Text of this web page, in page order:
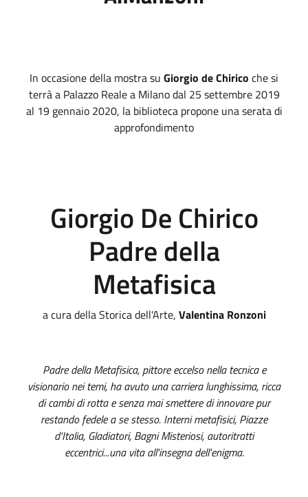
In occasione della mostra su Giorgio de Chirico che si
terrà a Palazzo Reale a Milano dal 25 settembre 2019
al 19 gennaio 2020, la biblioteca propone una serata di
approfondimento
Giorgio De Chirico
Padre della
Metafisica
a cura della Storica dell'Arte, Valentina Ronzoni
Padre della Metafisica, pittore eccelso nella tecnica e
visionario nei temi, ha avuto una carriera lunghissima, ricca
di cambi di rotta e senza mai smettere di innovare pur
restando fedele a se stesso. Interni metafisici, Piazze
d'Italia, Gladiatori, Bagni Misteriosi, autoritratti
eccentrici...una vita all'insegna dell'enigma.